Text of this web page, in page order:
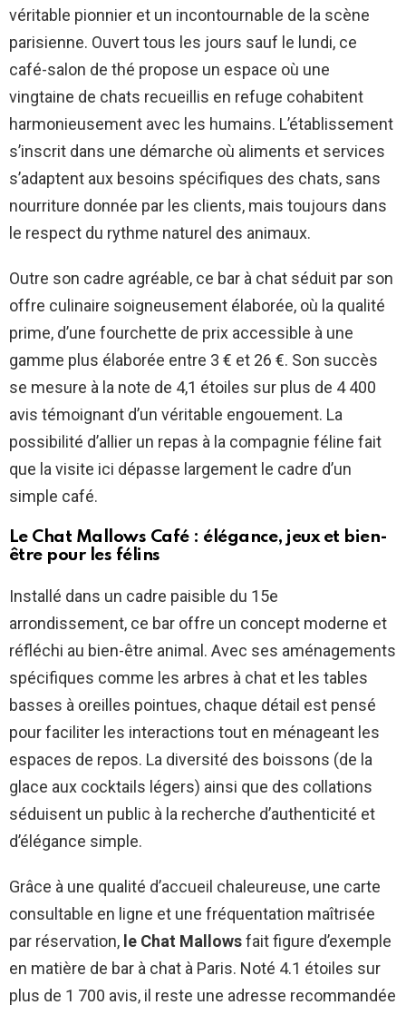
véritable pionnier et un incontournable de la scène
parisienne. Ouvert tous les jours sauf le lundi, ce
café-salon de thé propose un espace où une
vingtaine de chats recueillis en refuge cohabitent
harmonieusement avec les humains. L’établissement
s’inscrit dans une démarche où aliments et services
s’adaptent aux besoins spécifiques des chats, sans
nourriture donnée par les clients, mais toujours dans
le respect du rythme naturel des animaux.
Outre son cadre agréable, ce bar à chat séduit par son
offre culinaire soigneusement élaborée, où la qualité
prime, d’une fourchette de prix accessible à une
gamme plus élaborée entre 3 € et 26 €. Son succès
se mesure à la note de 4,1 étoiles sur plus de 4 400
avis témoignant d’un véritable engouement. La
possibilité d’allier un repas à la compagnie féline fait
que la visite ici dépasse largement le cadre d’un
simple café.
Le Chat Mallows Café : élégance, jeux et bien-
être pour les félins
Installé dans un cadre paisible du 15e
arrondissement, ce bar offre un concept moderne et
réfléchi au bien-être animal. Avec ses aménagements
spécifiques comme les arbres à chat et les tables
basses à oreilles pointues, chaque détail est pensé
pour faciliter les interactions tout en ménageant les
espaces de repos. La diversité des boissons (de la
glace aux cocktails légers) ainsi que des collations
séduisent un public à la recherche d’authenticité et
d’élégance simple.
Grâce à une qualité d’accueil chaleureuse, une carte
consultable en ligne et une fréquentation maîtrisée
par réservation, le Chat Mallowsfait figure d’exemple
en matière de bar à chat à Paris. Noté 4.1 étoiles sur
plus de 1 700 avis, il reste une adresse recommandée